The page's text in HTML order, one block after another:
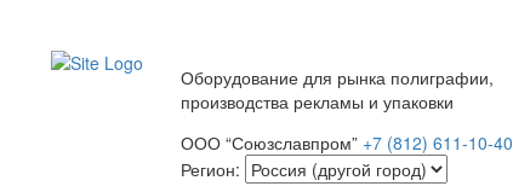
Оборудование для рынка полиграфии,
производства рекламы и упаковки
ООО “Союзславпром” +7 (812) 611-10-40
Регион: